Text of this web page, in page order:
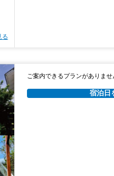
る
ご案内できるプランがありま
宿泊日